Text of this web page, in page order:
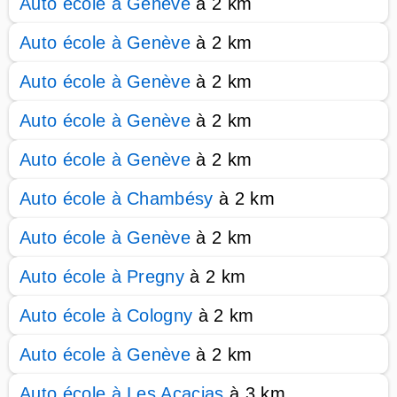
Auto école à Genève à 2 km
Auto école à Genève à 2 km
Auto école à Genève à 2 km
Auto école à Genève à 2 km
Auto école à Chambésy à 2 km
Auto école à Genève à 2 km
Auto école à Pregny à 2 km
Auto école à Cologny à 2 km
Auto école à Genève à 2 km